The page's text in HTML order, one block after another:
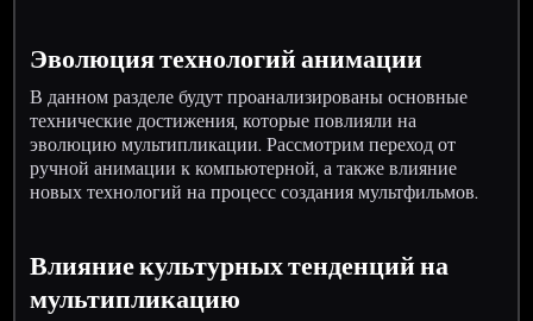
Эволюция технологий анимации
В данном разделе будут проанализированы основные
технические достижения, которые повлияли на
эволюцию мультипликации. Рассмотрим переход от
ручной анимации к компьютерной, а также влияние
новых технологий на процесс создания мультфильмов.
Влияние культурных тенденций на
мультипликацию